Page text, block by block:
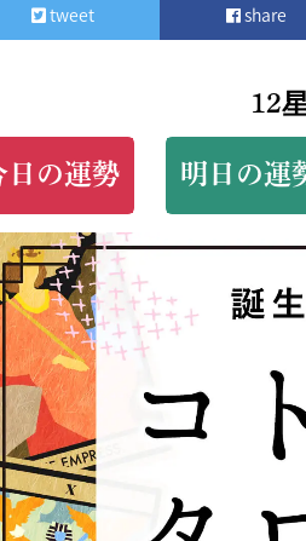
tweet share
12
日の運勢 明日の運